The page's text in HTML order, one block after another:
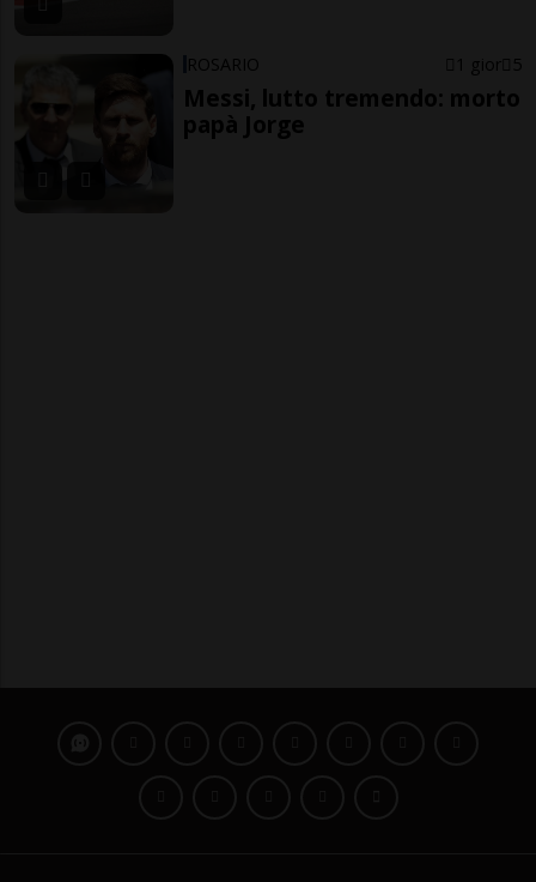
ROSARIO 1 gior 5
Messi, lutto tremendo: morto
papà Jorge